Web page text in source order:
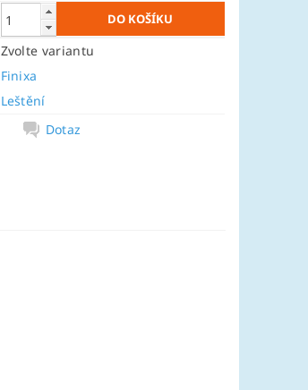
Zvolte variantu
Finixa
Leštění
Dotaz